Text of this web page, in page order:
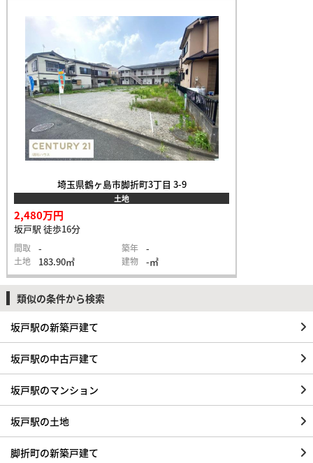
埼玉県鶴ヶ島市脚折町3丁目 3-9
土地
2,480万円
坂戸駅 徒歩16分
間取 - 築年 -
土地 183.90㎡ 建物 -㎡
類似の条件から検索
坂戸駅の新築戸建て
坂戸駅の中古戸建て
坂戸駅のマンション
坂戸駅の土地
脚折町の新築戸建て